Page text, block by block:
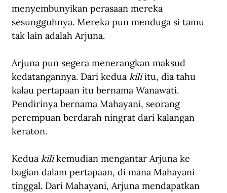
menyembunyikan perasaan mereka
sesungguhnya. Mereka pun menduga si tamu
tak lain adalah Arjuna.
Arjuna pun segera menerangkan maksud
kedatangannya. Dari kedua kili itu, dia tahu
kalau pertapaan itu bernama Wanawati.
Pendirinya bernama Mahayani, seorang
perempuan berdarah ningrat dari kalangan
keraton.
Kedua kili kemudian mengantar Arjuna ke
bagian dalam pertapaan, di mana Mahayani
tinggal. Dari Mahayani, Arjuna mendapatkan